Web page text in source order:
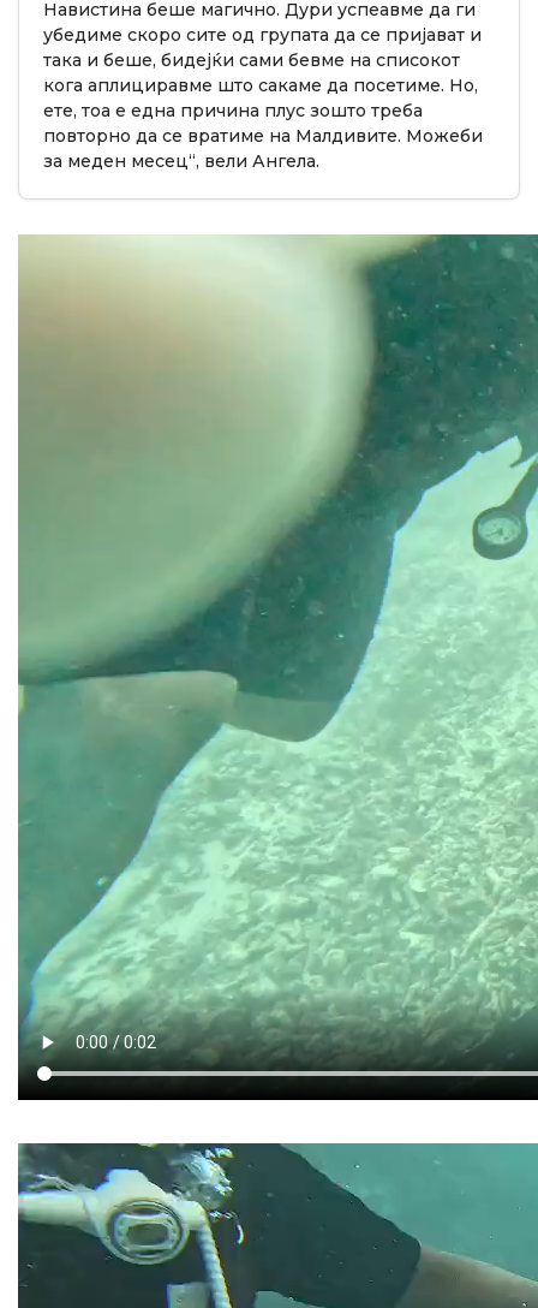
Навистина беше магично. Дури успеавме да ги
убедиме скоро сите од групата да се пријават и
така и беше, бидејќи сами бевме на списокот
кога аплициравме што сакаме да посетиме. Но,
ете, тоа е една причина плус зошто треба
повторно да се вратиме на Малдивите. Можеби
за меден месец“, вели Ангела.